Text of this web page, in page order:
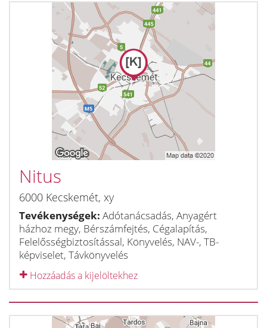
Nitus
6000 Kecskemét, xy
Tevékenységek: Adótanácsadás, Anyagért
házhoz megy, Bérszámfejtés, Cégalapítás,
Felelősségbiztosítással, Könyvelés, NAV-, TB-
képviselet, Távkönyvelés
Hozzáadás a kijelöltekhez